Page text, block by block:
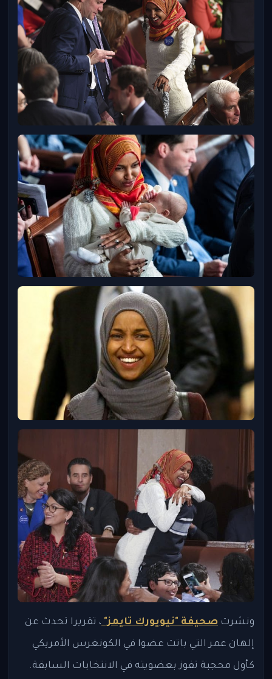
ونشرت صحيفة "نيويورك تايمز" ، تقريرا تحدث عن
إلهان عمر التي باتت عضوا في الكونغرس الأمريكي
كأول محجبة تفوز بعضويته في الانتخابات السابقة.